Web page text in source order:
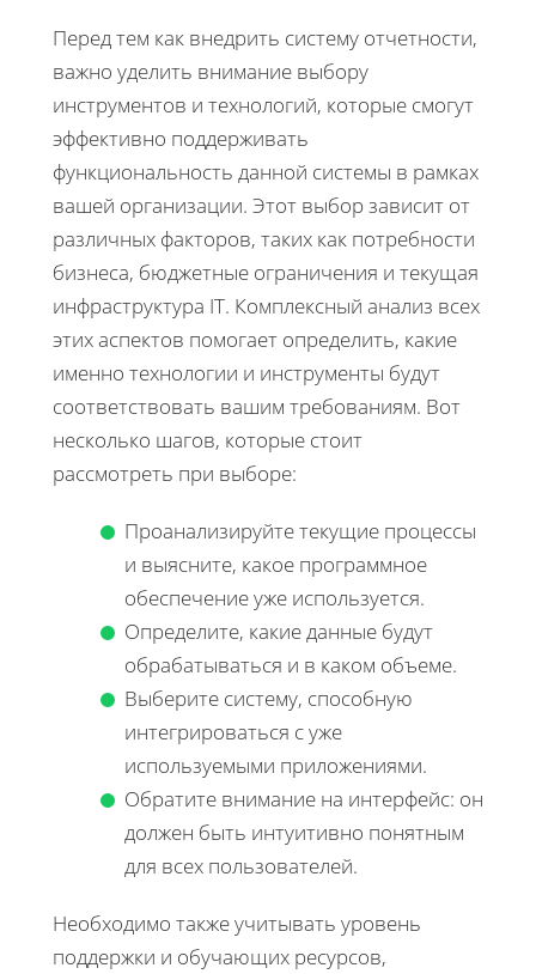
Перед тем как внедрить систему отчетности,
важно уделить внимание выбору
инструментов и технологий, которые смогут
эффективно поддерживать
функциональность данной системы в рамках
вашей организации. Этот выбор зависит от
различных факторов, таких как потребности
бизнеса, бюджетные ограничения и текущая
инфраструктура IT. Комплексный анализ всех
этих аспектов помогает определить, какие
именно технологии и инструменты будут
соответствовать вашим требованиям. Вот
несколько шагов, которые стоит
рассмотреть при выборе:
Проанализируйте текущие процессы
и выясните, какое программное
обеспечение уже используется.
Определите, какие данные будут
обрабатываться и в каком объеме.
Выберите систему, способную
интегрироваться с уже
используемыми приложениями.
Обратите внимание на интерфейс: он
должен быть интуитивно понятным
для всех пользователей.
Необходимо также учитывать уровень
поддержки и обучающих ресурсов,